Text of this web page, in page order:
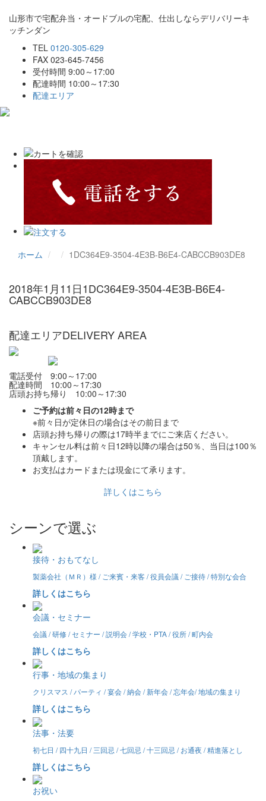
山形市で宅配弁当・オードブルの宅配、仕出しならデリバリーキ
ッチンダン
TEL 0120-305-629
FAX 023-645-7456
受付時間 9:00～17:00
配達時間 10:00～17:30
配達エリア
ホーム 1DC364E9-3504-4E3B-B6E4-CABCCB903DE8
2018年1月11日1DC364E9-3504-4E3B-B6E4-
CABCCB903DE8
配達エリアDELIVERY AREA
電話受付 9:00～17:00
配達時間 10:00～17:30
店頭お持ち帰り 10:00～17:30
ご予約は前々日の12時まで
※前々日が定休日の場合はその前日まで
店頭お持ち帰りの際は17時半までにご来店ください。
キャンセル料は前々日12時以降の場合は50％、当日は100％
頂戴します。
お支払はカードまたは現金にて承ります。
詳しくはこちら
シーンで選ぶ
接待・おもてなし
製薬会社（ＭＲ）様 / ご来賓・来客 / 役員会議 / ご接待 / 特別な会合
詳しくはこちら
会議・セミナー
会議 / 研修 / セミナー / 説明会 / 学校・PTA / 役所 / 町内会
詳しくはこちら
行事・地域の集まり
クリスマス / パーティ / 宴会 / 納会 / 新年会 / 忘年会/ 地域の集まり
詳しくはこちら
法事・法要
初七日 / 四十九日 / 三回忌 / 七回忌 / 十三回忌 / お通夜 / 精進落とし
詳しくはこちら
お祝い